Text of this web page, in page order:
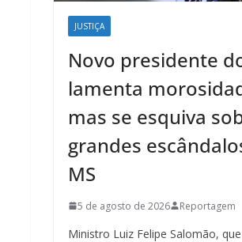
JUSTIÇA
Novo presidente do
lamenta
mas se esquiva
grandes
MS
5 de agosto de 2026 Reportagem
Ministro Luiz Felipe Salomão,